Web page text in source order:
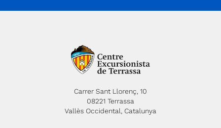
Carrer Sant Llorenç, 10
08221 Terrassa
Vallès Occidental, Catalunya